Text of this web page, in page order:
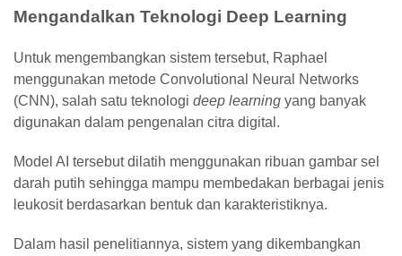
Mengandalkan Teknologi Deep Learning
Untuk mengembangkan sistem tersebut, Raphael
menggunakan metode Convolutional Neural Networks
(CNN), salah satu teknologi deep learning yang banyak
digunakan dalam pengenalan citra digital.
Model AI tersebut dilatih menggunakan ribuan gambar sel
darah putih sehingga mampu membedakan berbagai jenis
leukosit berdasarkan bentuk dan karakteristiknya.
Dalam hasil penelitiannya, sistem yang dikembangkan